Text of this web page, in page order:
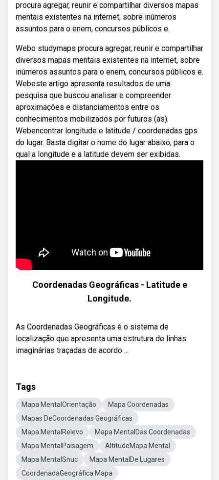
procura agregar, reunir e compartilhar diversos mapas
mentais existentes na internet, sobre inúmeros
assuntos para o enem, concursos públicos e.
Webo studymaps procura agregar, reunir e compartilhar
diversos mapas mentais existentes na internet, sobre
inúmeros assuntos para o enem, concursos públicos e.
Webeste artigo apresenta resultados de uma
pesquisa que buscou analisar e compreender
aproximações e distanciamentos entre os
conhecimentos mobilizados por futuros (as).
Webencontrar longitude e latitude / coordenadas gps
do lugar. Basta digitar o nome do lugar abaixo, para o
qual a longitude e a latitude devem ser exibidas.
Coordenadas Geográficas - Latitude e
Longitude.
As Coordenadas Geográficas é o sistema de
localização que apresenta uma estrutura de linhas
imaginárias traçadas de acordo ...
Tags
Mapa MentalOrientação
Mapa Coordenadas
Mapas DeCoordenadas Geográficas
Mapa MentalRelevo
Mapa MentalDas Coordenadas
Mapa MentalPaisagem
AltitudeMapa Mental
Mapa MentalSnuc
Mapa MentalDe Lugares
CoordenadaGeográfica Mapa